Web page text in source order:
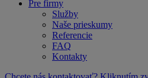
Pre firmy
Služby
Naše prieskumy
Referencie
FAQ
Kontakty